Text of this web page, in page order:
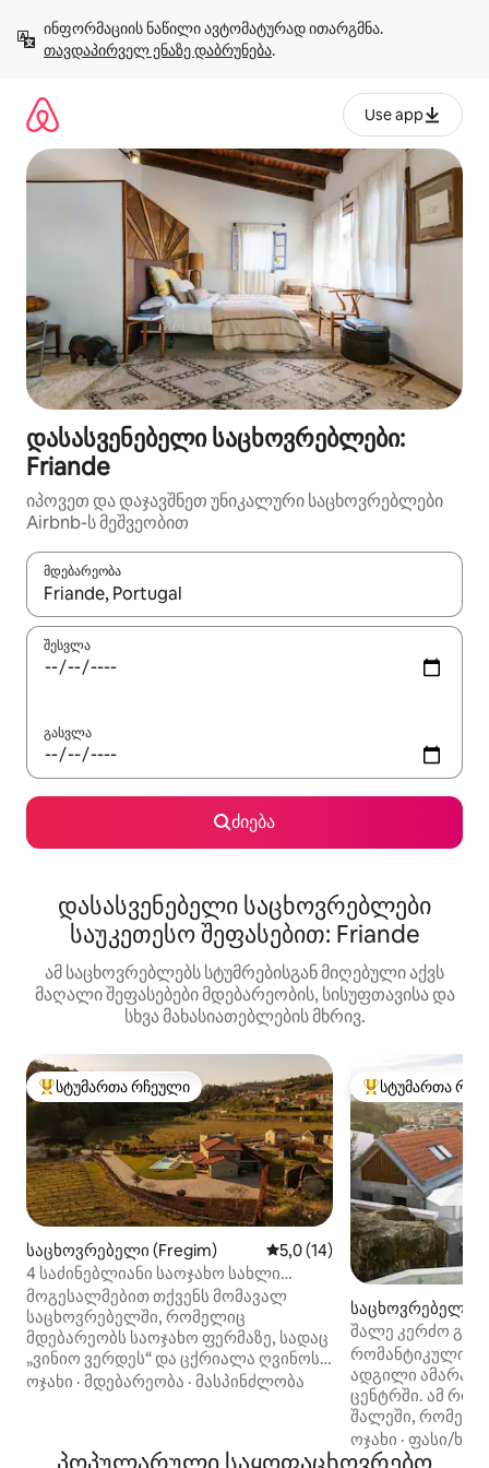
გადასვლა
თავდაპირველ ენაზე დაბრუნება.
Use app
დასასვენებელი საცხოვრებლები:
Friande
იპოვეთ და დაჯავშნეთ უნიკალური საცხოვრებლები
Airbnb-ს მეშვეობით
მდებარეობა
როცა შედეგები ხელმისაწვდომი გახდება, ნავიგაციისთვის
შესვლა
გასვლა
ძიება
დასასვენებელი საცხოვრებლები
საუკეთესო შეფასებით: Friande
ამ საცხოვრებლებს სტუმრებისგან მიღებული აქვს
მაღალი შეფასებები მდებარეობის, სისუფთავისა და
სხვა მახასიათებლების მხრივ.
სტუმართა რჩეული მოწინავე ვარიანტი
სტუმართა რჩეული
საცხოვრებელი (Fregim) საშუალო შეფასებაა 5‑დან
5,0 (14)
4 საძინებლიანი საოჯახო სახლი
ვენახების შუაგულში
მოგესალმებით თქვენს მომავალ
საცხოვრებელში, რომელიც
მდებარეობს საოჯახო ფერმაზე, სადაც
„ვინიო ვერდეს“ და ცქრიალა ღვინოს
აწარმოებენ. აქ შეგიძლიათ
10 წუთის სავალზე. ეს სახლი,
ოჯახი · მდებარეობა · მასპინძლობა
სტუმართა
სტუმართა
საცხოვრებელი
e)
შალე კერძო
მდინარის ხედით
რომანტიკული
ადგილი
ცენტრში. ამ
შალეში,
არის
მდინარის
ოჯახი ·ფასი/